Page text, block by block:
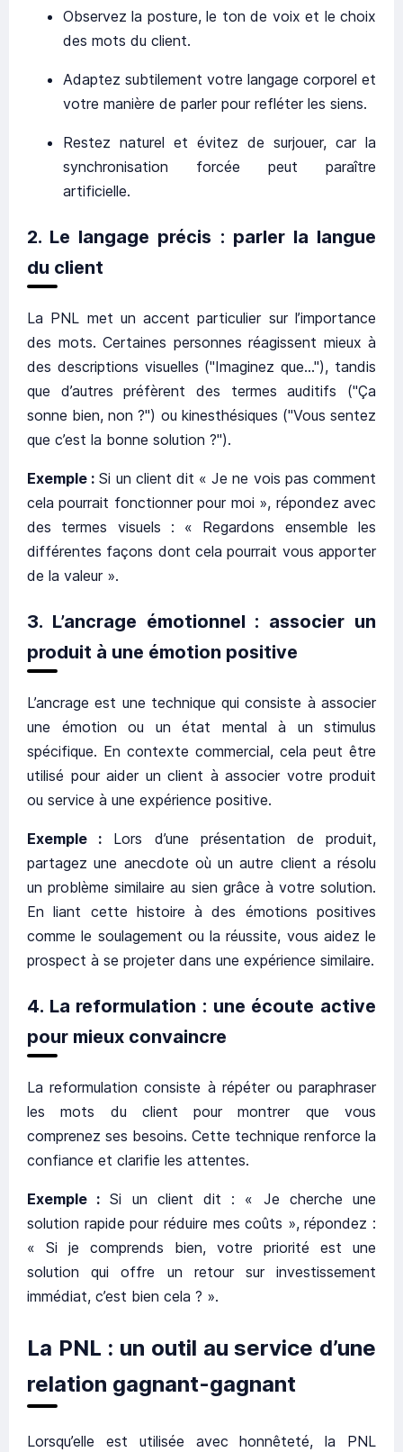
Observez la posture, le ton de voix et le choix
des mots du client.
Adaptez subtilement votre langage corporel et
votre manière de parler pour refléter les siens.
Restez naturel et évitez de surjouer, car la
synchronisation forcée peut paraître
artificielle.
2. Le langage précis : parler la langue
du client
La PNL met un accent particulier sur l’importance
des mots. Certaines personnes réagissent mieux à
des descriptions visuelles ("Imaginez que…"), tandis
que d’autres préfèrent des termes auditifs ("Ça
sonne bien, non ?") ou kinesthésiques ("Vous sentez
que c’est la bonne solution ?").
Exemple : Si un client dit « Je ne vois pas comment
cela pourrait fonctionner pour moi », répondez avec
des termes visuels : « Regardons ensemble les
différentes façons dont cela pourrait vous apporter
de la valeur ».
3. L’ancrage émotionnel : associer un
produit à une émotion positive
L’ancrage est une technique qui consiste à associer
une émotion ou un état mental à un stimulus
spécifique. En contexte commercial, cela peut être
utilisé pour aider un client à associer votre produit
ou service à une expérience positive.
Exemple : Lors d’une présentation de produit,
partagez une anecdote où un autre client a résolu
un problème similaire au sien grâce à votre solution.
En liant cette histoire à des émotions positives
comme le soulagement ou la réussite, vous aidez le
prospect à se projeter dans une expérience similaire.
4. La reformulation : une écoute active
pour mieux convaincre
La reformulation consiste à répéter ou paraphraser
les mots du client pour montrer que vous
comprenez ses besoins. Cette technique renforce la
confiance et clarifie les attentes.
Exemple : Si un client dit : « Je cherche une
solution rapide pour réduire mes coûts », répondez :
« Si je comprends bien, votre priorité est une
solution qui offre un retour sur investissement
immédiat, c’est bien cela ? ».
La PNL : un outil au service d’une
relation gagnant-gagnant
Lorsqu’elle est utilisée avec honnêteté, la PNL